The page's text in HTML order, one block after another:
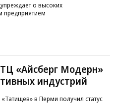
о высоких
предприятием
«Айсберг Модерн»
индустрий
в Перми получил статус